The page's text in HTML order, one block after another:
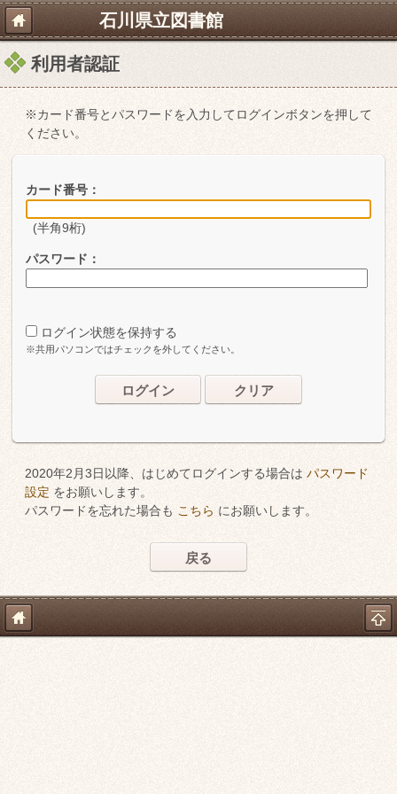
石川県立図書館
利用者認証
※カード番号とパスワードを入力してログインボタンを押して
ください。
カード番号：
(半角9桁)
パスワード：
ログイン状態を保持する
※共用パソコンではチェックを外してください。
ログイン クリア
2020年2月3日以降、はじめてログインする場合は パスワード
設定 をお願いします。
パスワードを忘れた場合も こちら にお願いします。
戻る